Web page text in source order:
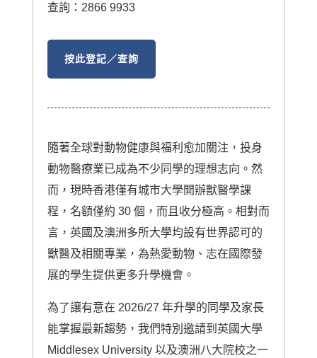
查詢：2866 9933
按此登記／查詢
隨著全球對動物健康與福利愈加關注，投身
動物醫療業已成為不少同學的理想志向。然
而，現時香港僅有城市大學開辦獸醫學課
程，名額僅約 30 個，而且收分極高。相對而
言，英國及澳洲多所大學均設有世界認可的
獸醫及相關專業，為熱愛動物、志在國際發
展的學生提供更多升學機會。
為了讓有意在 2026/27 年升學的同學及家長
能掌握最新趨勢，我們特別邀請到英國大學
Middlesex University 以及澳洲八大院校之一